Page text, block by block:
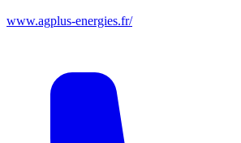
www.agplus-energies.fr/